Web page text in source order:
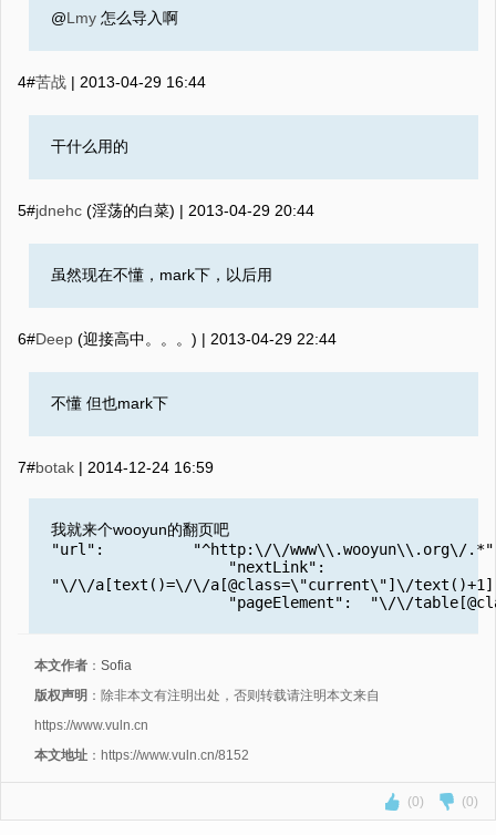
@Lmy 怎么导入啊
4#苦战 | 2013-04-29 16:44
干什么用的
5#jdnehc (淫荡的白菜) | 2013-04-29 20:44
虽然现在不懂，mark下，以后用
6#Deep (迎接高中。。。) | 2013-04-29 22:44
不懂 但也mark下
7#botak | 2014-12-24 16:59
我就来个wooyun的翻页吧
"url": "^http:\/\/www\\.wooyun\\.org\/
"nextLink":
"\/\/a[text()=\/\/a[@class=\"current\"]\/
"pageElement": "\/\/
本文作者 ： Sofia
版权声明 ：除非本文有注明出处，否则转载请注明本文来自
https://www.vuln.cn
本文地址 ：https://www.vuln.cn/8152
(0) (0)